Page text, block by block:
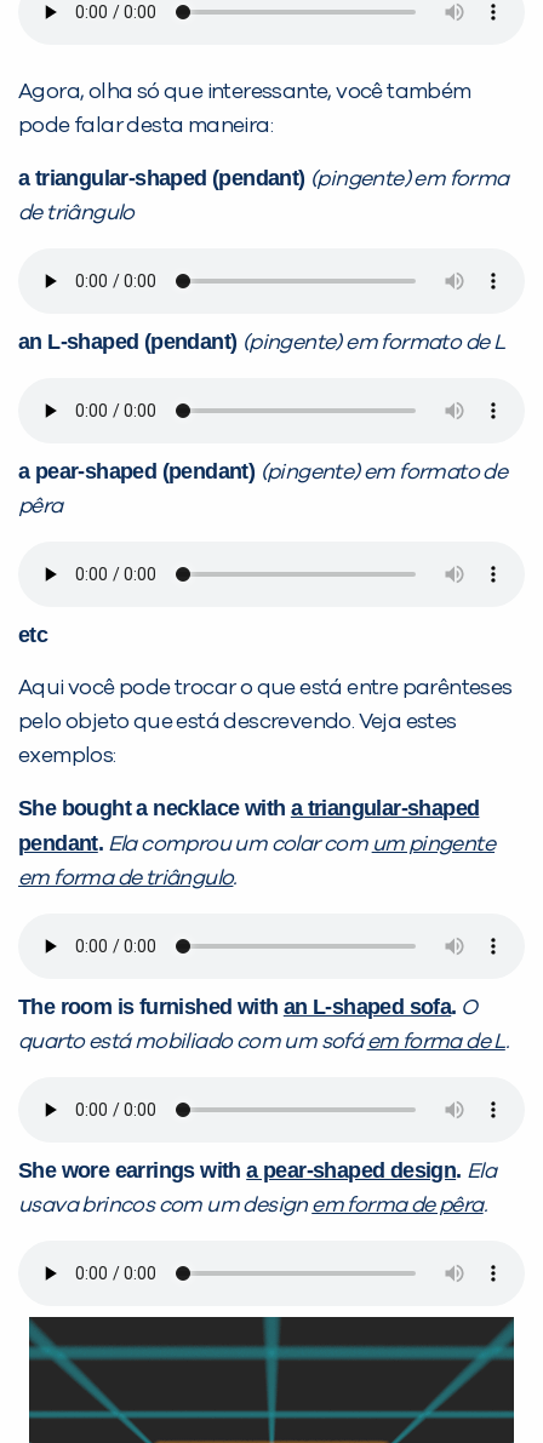
Agora, olha só que interessante, você também
pode falar desta maneira:
a triangular-shaped (pendant) (pingente) em forma
de triângulo
an L-shaped (pendant) (pingente) em formato de L
a pear-shaped (pendant) (pingente) em formato de
pêra
etc
Aqui você pode trocar o que está entre parênteses
pelo objeto que está descrevendo. Veja estes
exemplos:
She bought a necklace with a triangular-shaped
pendant. Ela comprou um colar com um pingente
em forma de triângulo.
The room is furnished with an L-shaped sofa. O
quarto está mobiliado com um sofáem forma de L.
She wore earrings witha pear-shaped design. Ela
usava brincos com um design em forma de pêra.